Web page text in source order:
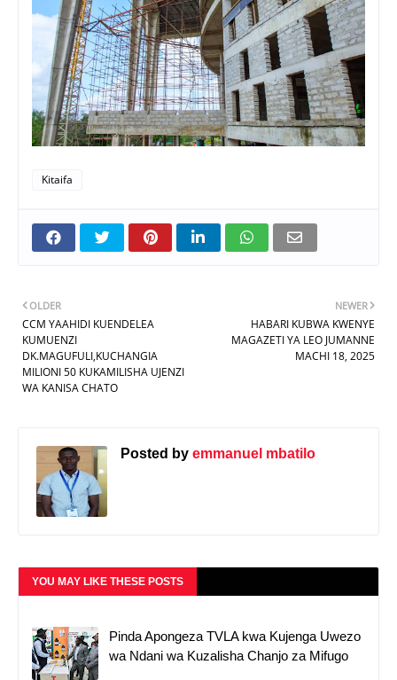
Kitaifa
NEWER
HABARI KUBWA KWENYE
MAGAZETI YA LEO JUMANNE
MACHI 18, 2025
OLDER
CCM YAAHIDI KUENDELEA
KUMUENZI
DK.MAGUFULI,KUCHANGIA
MILIONI 50 KUKAMILISHA UJENZI
WA KANISA CHATO
Posted by emmanuel mbatilo
YOU MAY LIKE THESE POSTS
Pinda Apongeza TVLA kwa Kujenga Uwezo
wa Ndani wa Kuzalisha Chanjo za Mifugo